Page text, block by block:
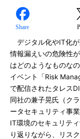
Share
デジタル化やIT化が
情報漏えいの危険性
はどのようなものな
イベント「Risk
で配信されたタレス
同社の兼子晃氏（ク
ータセキュリティ事
IT環境のセキュリテ
り返りながら、リス